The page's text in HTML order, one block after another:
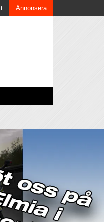
Annonsera